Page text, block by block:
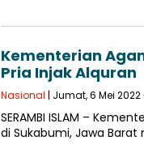
Kementerian
Pria Injak Alquran
Nasional | Jumat, 6 Mei 2022
SERAMBI ISLAM –
di Sukabumi, Jawa